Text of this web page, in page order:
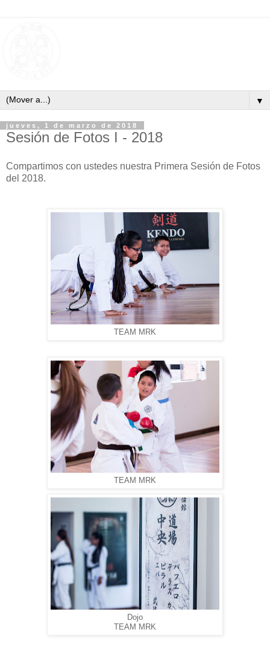
▼
jueves, 1 de marzo de 2018
Sesión de Fotos I - 2018
Compartimos con ustedes nuestra Primera Sesión de Fotos
del 2018.
TEAM MRK
TEAM MRK
Dojo
TEAM MRK